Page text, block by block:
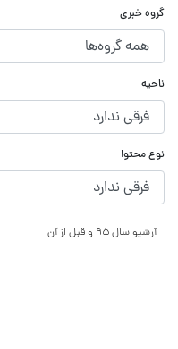
گروه خبری
ناحیه
نوع محتوا
آرشیو سال ۹۵ و قبل از آن